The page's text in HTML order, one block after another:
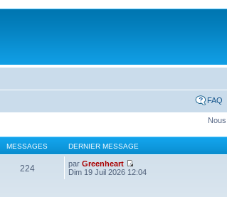
FAQ
MESSAGES DERNIER MESSAGE
224 parGreenheart
Dim 19 Juil 2026 12:04